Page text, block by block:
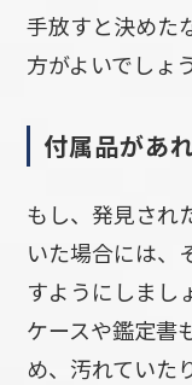
手放すと決めた
方がよいでしょう
付属品があ
もし、発見され
いた場合には、
すようにしまし
ケースや鑑定書
め、汚れていた